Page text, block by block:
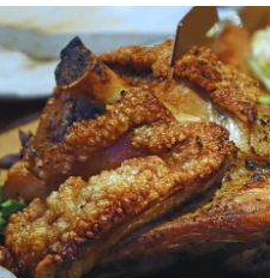
il meno possibile. Ieri è
tante dritte su come
cosa visitare, come [']